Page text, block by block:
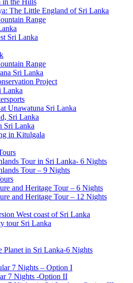
in the Hills
The Little England of Sri Lanka
Range
Sri Lanka
Range
Sri Lanka
Project
Lanka
Unawatuna Sri Lanka
Sri Lanka
Sri Lanka
in Kitulgala
Tour in Sri Lanka- 6 Nights
Tour – 9 Nights
and Heritage Tour – 6 Nights
and Heritage Tour – 12 Nights
West coast of Sri Lanka
tour Sri Lanka
Planet in Sri Lanka-6 Nights
7 Nights – Option I
7 Nights -Option II